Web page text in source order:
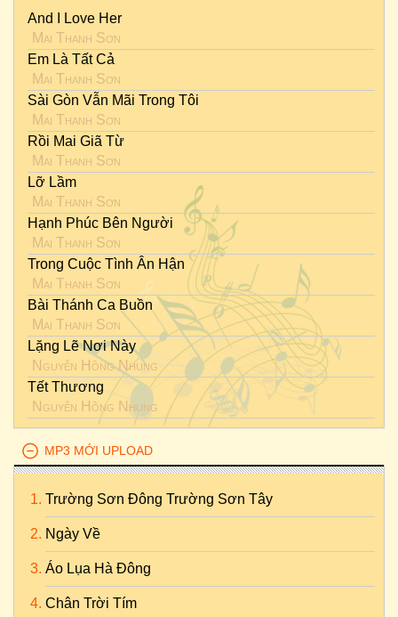
And I Love Her
Mai Thanh Sơn
Em Là Tất Cả
Mai Thanh Sơn
Sài Gòn Vẫn Mãi Trong Tôi
Mai Thanh Sơn
Rồi Mai Giã Từ
Mai Thanh Sơn
Lỡ Lầm
Mai Thanh Sơn
Hạnh Phúc Bên Người
Mai Thanh Sơn
Trong Cuộc Tình Ân Hận
Mai Thanh Sơn
Bài Thánh Ca Buồn
Mai Thanh Sơn
Lặng Lẽ Nơi Này
Nguyễn Hồng Nhung
Tết Thương
Nguyễn Hồng Nhung
MP3 MỚI UPLOAD
Trường Sơn Đông Trường Sơn Tây
Ngày Về
Áo Lụa Hà Đông
Chân Trời Tím